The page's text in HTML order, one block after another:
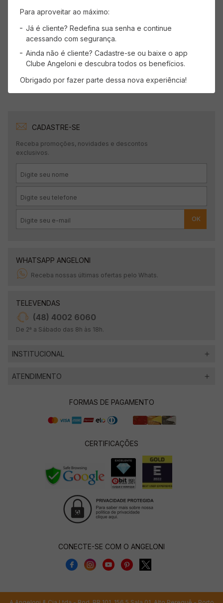
Faça login para escrever uma avaliação.
Mais recentes Todos
CADASTRE-SE
Receba promoções, novidades e descontos
exclusivos.
OK
WHATSAPP ANGELONI
Receba nossas últimas ofertas pelo Whats.
TELEVENDAS
(48) 4002 6060
De 2ª a Sábado das 8h às 18h.
INSTITUCIONAL
ATENDIMENTO
FORMAS DE PAGAMENTO
CERTIFICAÇÕES
CONECTE-SE COM O ANGELONI
Para aproveitar ao máximo:
Já é cliente? Redefina sua senha e continue
acessando com segurança.
Ainda não é cliente? Cadastre-se ou baixe o app
Clube Angeloni e descubra todos os benefícios.
Obrigado por fazer parte dessa nova experiência!